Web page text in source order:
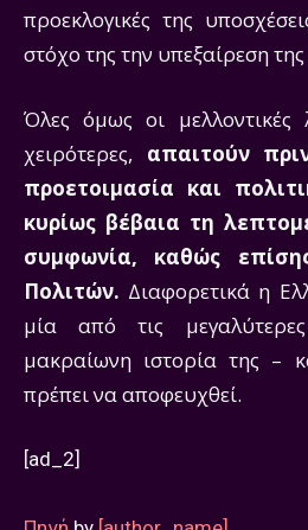
προεκλογικές της
στόχο της την υπεξαίρεση
Όλες όμως οι μελλοντικές
χειρότερες, απαιτούν
προετοιμασία και
κυρίως βέβαια τη
συμφωνία, καθώς
Πολιτών. Διαφορετικά η
μία από τις
μακραίωνη ιστορία της –
πρέπει να αποφευχθεί.
[ad_2]